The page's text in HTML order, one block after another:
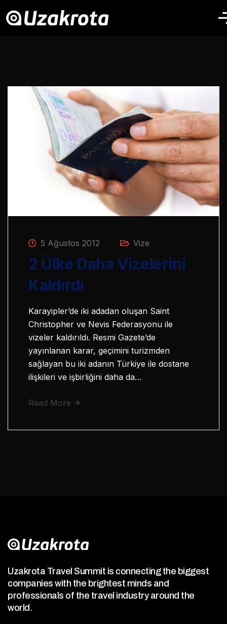
5 Ağustos 2012 Vize
2 Ülke Daha Vizelerini
Kaldırdı
Karayipler’de iki adadan oluşan Saint
Christopher ve Nevis Federasyonu ile
vizeler kaldırıldı. Resmi Gazete’de
yayınlanan karar, geçimini turizmden
sağlayan bu iki adanın Türkiye ile dostane
ilişkileri ve işbirliğini daha da…
Read More
Uzakrota Travel Summit is connecting the biggest
companies with the brightest minds and
professionals of the travel industry around the
world.